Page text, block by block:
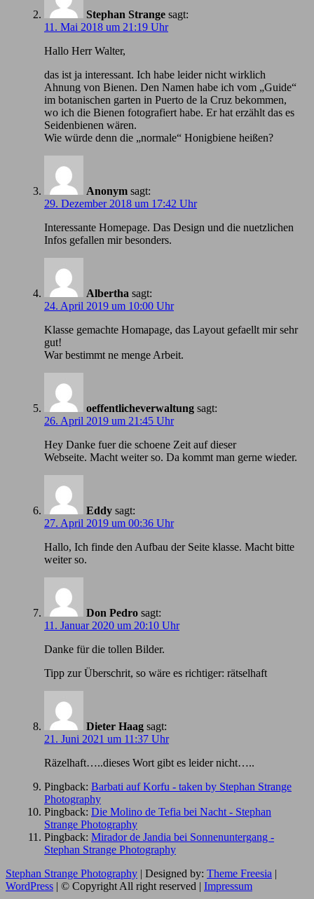
Stephan Strange sagt:
11. Mai 2018 um 21:19 Uhr
Hallo Herr Walter,
das ist ja interessant. Ich habe leider nicht wirklich
Ahnung von Bienen. Den Namen habe ich vom „Guide“
im botanischen garten in Puerto de la Cruz bekommen,
wo ich die Bienen fotografiert habe. Er hat erzählt das es
Seidenbienen wären.
Wie würde denn die „normale“ Honigbiene heißen?
Anonym sagt:
29. Dezember 2018 um 17:42 Uhr
Іnteressante Homepage. Das Design und die nuetzlichen
Infos gefallen mir besonders.
Albertha sagt:
24. April 2019 um 10:00 Uhr
Klasse gemachte Homapage, das Layout gefaellt mir sehr
gut!
War bestimmt ne menge Arbeit.
oeffentlicheverwaltung sagt:
26. April 2019 um 21:45 Uhr
Hey Danke fuer die schoene Zeit auf dieser
Webseite. Macht weiter so. Da kommt man gerne wieder.
Eddy sagt:
27. April 2019 um 00:36 Uhr
Hallo, Ich finde den Aufbau der Seite klasse. Macht bitte
weiter so.
Don Pedro sagt:
11. Januar 2020 um 20:10 Uhr
Danke für die tollen Bilder.
Tipp zur Überschrit, so wäre es richtiger: rätselhaft
Dieter Haag sagt:
21. Juni 2021 um 11:37 Uhr
Räzelhaft…..dieses Wort gibt es leider nicht…..
Pingback: Barbati auf Korfu - taken by Stephan Strange
Photography
Pingback: Die Molino de Tefia bei Nacht - Stephan
Strange Photography
Pingback: Mirador de Jandia bei Sonnenuntergang -
Stephan Strange Photography
Stephan Strange Photography | Designed by: Theme Freesia |
WordPress | © Copyright All right reserved | Impressum